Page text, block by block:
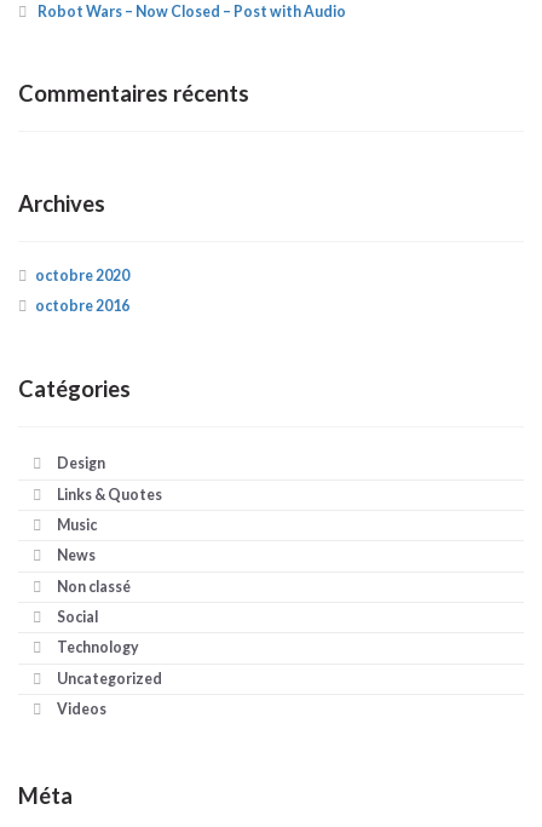
Robot Wars – Now Closed – Post with Audio
Commentaires récents
Archives
octobre 2020
octobre 2016
Catégories
Design
Links & Quotes
Music
News
Non classé
Social
Technology
Uncategorized
Videos
Méta